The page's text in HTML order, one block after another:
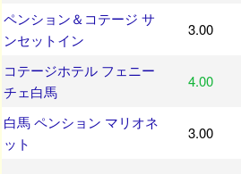
ペンション＆コテージ サ
ンセットイン
3.00
コテージホテル フェニー
チェ白馬
4.00
白馬 ペンション マリオネ
ット
3.00